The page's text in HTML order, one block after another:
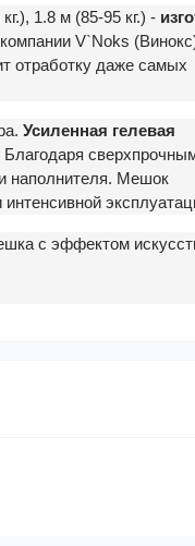
1.8 м (85-95 кг.) -
V`Noks
отработку даже самых
Усиленная гелевая
наполнителя. Мешок
с эффектом